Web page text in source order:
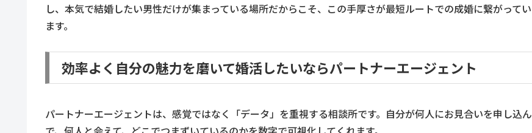
し、本気で結婚したい男性だけが集まっている場所だからこそ、この手厚さが最短ルートでの成婚に繋がってい
ます。
効率よく自分の魅力を磨いて婚活したいならパートナーエージェント
パートナーエージェントは、感覚ではなく「データ」を重視する相談所です。自分が何人にお見合いを申し込ん